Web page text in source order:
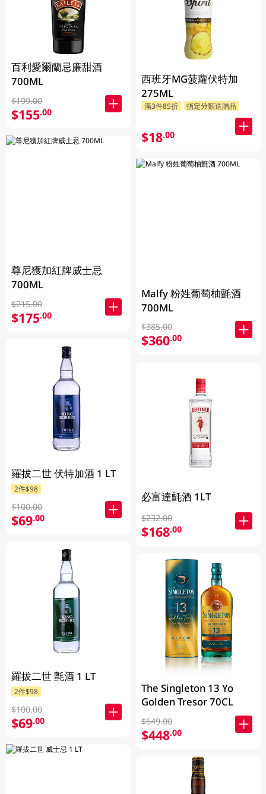
百利愛爾蘭忌廉甜酒
700ML
$199.00
$155.00
尊尼獲加紅牌威士忌
700ML
$215.00
$175.00
羅拔二世 伏特加酒 1 LT
2件$98
$100.00
$69.00
羅拔二世 氈酒 1 LT
2件$98
$100.00
$69.00
西班牙MG菠蘿伏特加
275ML
滿3件85折 指定分類送贈品
$18.00
Malfy 粉姓葡萄柚氈酒
700ML
$385.00
$360.00
必富達氈酒 1LT
$232.00
$168.00
The Singleton 13 Yo
Golden Tresor 70CL
$649.00
$448.00